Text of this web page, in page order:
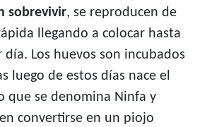
sobrevivir, se reproducen de
llegando a colocar hasta
día. Los huevos son incubados
luego de estos días nace el
que se denomina Ninfa y
convertirse en un piojo